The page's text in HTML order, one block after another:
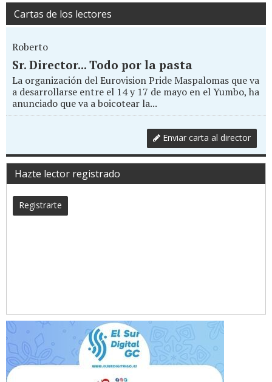
Cartas de los lectores
Roberto
Sr. Director... Todo por la pasta
La organización del Eurovision Pride Maspalomas que va
a desarrollarse entre el 14 y 17 de mayo en el Yumbo, ha
anunciado que va a boicotear la...
Enviar carta al director
Hazte lector registrado
Registrarte